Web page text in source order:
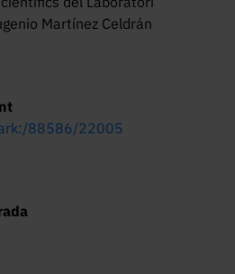
Martínez Celdrán
88586/22005